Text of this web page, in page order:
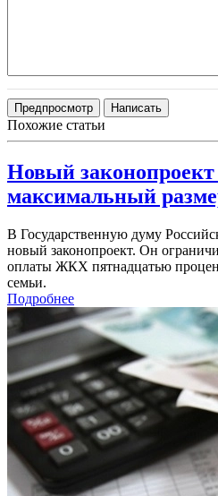
Похожие статьи
Новый законопроект
максимальный
В Государственную думу
новый законопроект. Он
оплаты ЖКХ пятнадцатью
семьи.
Подробнее